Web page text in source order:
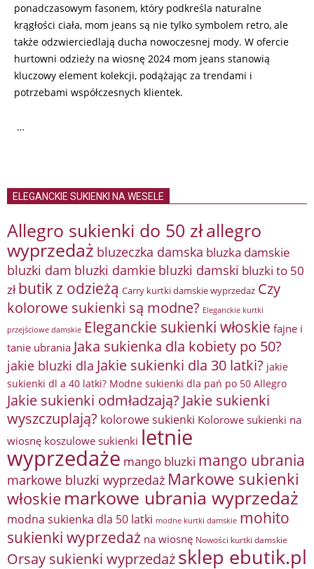
ponadczasowym fasonem, który podkreśla naturalne
krągłości ciała, mom jeans są nie tylko symbolem retro, ale
także odzwierciedlają ducha nowoczesnej mody. W ofercie
hurtowni odzieży na wiosnę 2024 mom jeans stanowią
kluczowy element kolekcji, podążając za trendami i
potrzebami współczesnych klientek.
…
ELEGANCKIE SUKIENKI NA WESELE
Allegro sukienki do 50 złallegro
wyprzedaż bluzeczka damska bluzka damskie
bluzki dam bluzki damkie bluzki damski bluzki to 50
zł butik z odzieżą Carry kurtki damskie wyprzedaż Czy
kolorowe sukienki są modne? Eleganckie kurtki
przejściowe damskie Eleganckie sukienki włoskie fajne i
tanie ubrania Jaka sukienka dla kobiety po 50?
jakie bluzki dla Jakie sukienki dla 30 latki? jakie
sukienki dl a 40 latki? Modne sukienki dla pań po 50 Allegro
Jakie sukienki odmładzają? Jakie sukienki
wyszczuplają? kolorowe sukienki Kolorowe sukienki na
wiosnę koszulowe sukienki letnie
wyprzedaże mango bluzki mango ubrania
markowe bluzki wyprzedaż Markowe sukienki
włoskie markowe ubrania wyprzedaż
modna sukienka dla 50 latki modne kurtki damskie mohito
sukienki wyprzedaż na wiosnę Nowości kurtki damskie
Orsay sukienki wyprzedażsklep ebutik.pl